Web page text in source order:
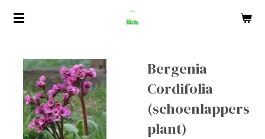
Spring
Bergenia
Cordifolia
(schoenlappers
plant)